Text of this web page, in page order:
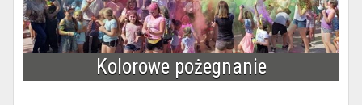
Kolorowe pożegnanie